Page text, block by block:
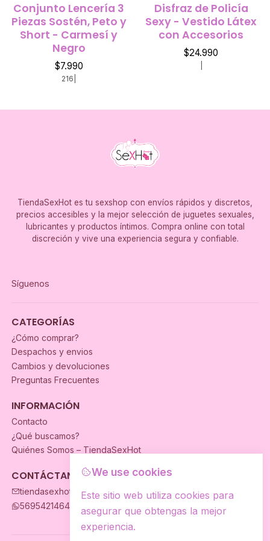
Conjunto Lencería 3
Piezas Sostén, Peto y
Short - Carmesí y
Negro
$7.990
216
Disfraz de Policía
Sexy - Vestido Látex
con Accesorios
$24.990
TiendaSexHot es tu sexshop con envíos rápidos y discretos,
precios accesibles y la mejor selección de juguetes sexuales,
lubricantes y productos íntimos. Compra online con total
discreción y vive una experiencia segura y confiable.
Síguenos
CATEGORÍAS
¿Cómo comprar?
Despachos y envios
Cambios y devoluciones
Preguntas Frecuentes
INFORMACIÓN
Contacto
¿Qué buscamos?
Quiénes Somos – TiendaSexHot
CONTÁCTANOS
tiendasexhot@gmail.com
56954214649
We use cookies
Este sitio web utiliza cookies para
asegurar que obtengas la mejor
experiencia.